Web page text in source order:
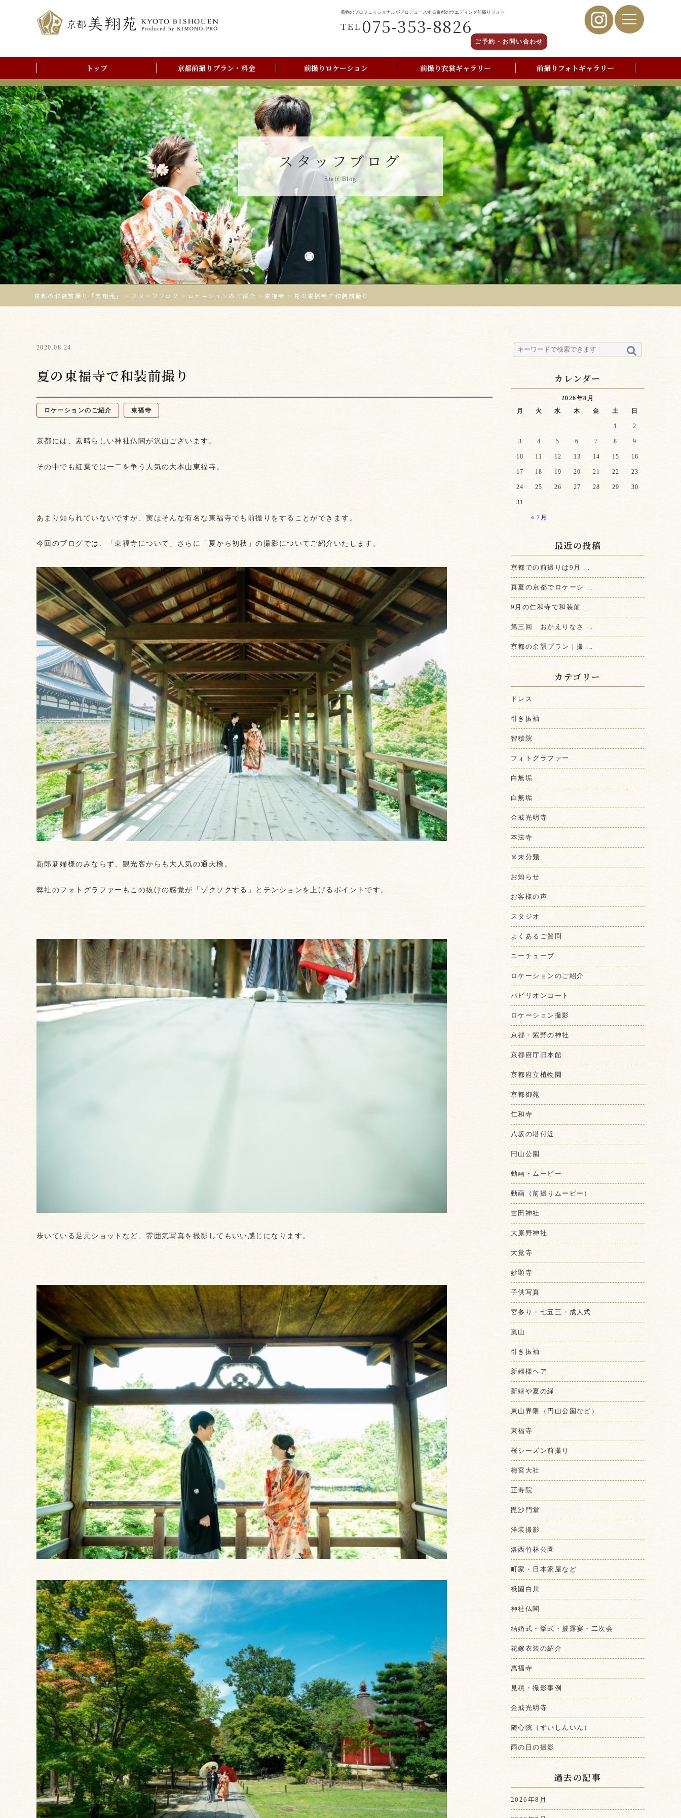
着物のプロフェッショナルがプロデュースする京都のウエディング前撮りフォト
TEL 075-353-8826
ご予約・お問い合わせ
トップ 京都前撮りプラン・料金 前撮りロケーション 前撮り衣裳ギャラリー 前撮りフォトギャラリー
前撮りアルバム 前撮りご利用の流れ 京都美翔苑店舗情報 写真撮影よくあるご質問
スタッフブログ
Staff Blog
京都の和装前撮り「美翔苑」 > スタッフブログ > ロケーションのご紹介 >東福寺 > 夏の東福寺で和装前撮り
2020.08.24
夏の東福寺で和装前撮り
ロケーションのご紹介 東福寺
京都には、素晴らしい神社仏閣が沢山ございます。
その中でも紅葉では一二を争う人気の大本山東福寺。
あまり知られていないですが、実はそんな有名な東福寺でも前撮りをすることができます。
今回のブログでは、「東福寺について」さらに「夏から初秋」の撮影についてご紹介いたします。
新郎新婦様のみならず、観光客からも大人気の通天橋。
弊社のフォトグラファーもこの抜けの感覚が「ゾクソクする」とテンションを上げるポイントです。
歩いている足元ショットなど、雰囲気写真を撮影してもいい感じになります。
カレンダー
2026年8月
月
火 水 木 金 土 日
« 7月
1 2
3 4 5 6 7 8 9
10 11 12 13 14 15 16
17 18 19 20 21 22 23
24 25 26 27 28 29 30
31
最近の投稿
京都での前撮りは9月 ...
真夏の京都でロケーシ ...
9月の仁和寺で和装前 ...
第三回 おかえりなさ ...
京都の余韻プラン｜撮 ...
カテゴリー
ドレス
引き振袖
智積院
フォトグラファー
白無垢
白無垢
金戒光明寺
本法寺
※未分類
お知らせ
お客様の声
スタジオ
よくあるご質問
ユーチューブ
ロケーションのご紹介
パビリオンコート
ロケーション撮影
京都・紫野の神社
京都府庁旧本館
京都府立植物園
京都御苑
仁和寺
八坂の塔付近
円山公園
動画・ムービー
動画（前撮りムービー）
吉田神社
大原野神社
大覚寺
妙顕寺
子供写真
宮参り・七五三・成人式
嵐山
引き振袖
新婦様ヘア
新緑や夏の緑
東山界隈（円山公園など）
東福寺
桜シーズン前撮り
梅宮大社
正寿院
毘沙門堂
洋装撮影
洛西竹林公園
町家・日本家屋など
祇園白川
神社仏閣
結婚式・挙式・披露宴・二次会
花嫁衣装の紹介
萬福寺
見積・撮影事例
金戒光明寺
随心院（ずいしんいん）
雨の日の撮影
過去の記事
2026年8月